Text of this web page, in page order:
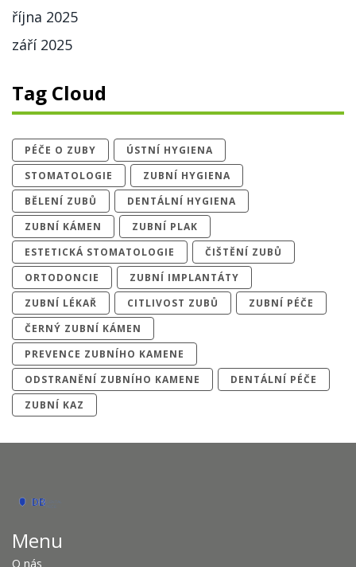
října 2025
září 2025
Tag Cloud
PÉČE O ZUBY
ÚSTNÍ HYGIENA
STOMATOLOGIE
ZUBNÍ HYGIENA
BĚLENÍ ZUBŮ
DENTÁLNÍ HYGIENA
ZUBNÍ KÁMEN
ZUBNÍ PLAK
ESTETICKÁ STOMATOLOGIE
ČIŠTĚNÍ ZUBŮ
ORTODONCIE
ZUBNÍ IMPLANTÁTY
ZUBNÍ LÉKAŘ
CITLIVOST ZUBŮ
ZUBNÍ PÉČE
ČERNÝ ZUBNÍ KÁMEN
PREVENCE ZUBNÍHO KAMENE
ODSTRANĚNÍ ZUBNÍHO KAMENE
DENTÁLNÍ PÉČE
ZUBNÍ KAZ
Menu
O nás